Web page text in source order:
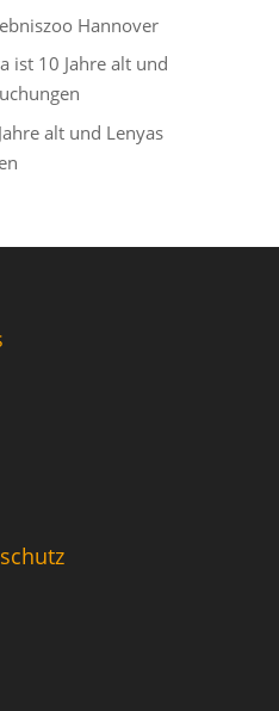
Hannover
ist 10 Jahre alt und
alt und Lenyas